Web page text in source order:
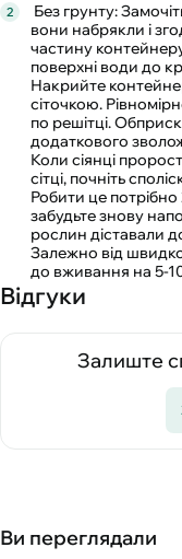
Без грунту:
вони набрякли і
частину
поверхні води до
Накрийте
сіточкою.
по решітці.
додаткового
Коли сіянці
сітці, почніть
Робити це
забудьте знову
рослин діставали
Залежно від
до вживання на 5-
Відгуки
Залиште
Ви переглядали